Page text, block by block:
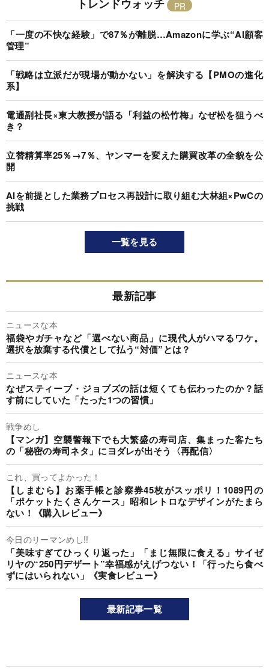
トレンドウォッチ
「一度の不快な経験」で87％が離脱…Amazonに学ぶ“AI顧客
管理”
「戦略は立派だが現場が動かない」を解決する【PMOの進化
系】
電通副社長×東大教授が語る「利益の松竹梅」なぜ松を狙うべ
き？
立替精算率25％→7％、ヤンマーを変えた購買改革の全貌を公
開
AIを前提とした業務プロセス再設計に取り組む大林組×PwCの
挑戦
一覧を見る
最新記事
ニュースな本
福袋やガチャなど「選べない商品」に現代人がハマるワケ。
選択を放棄する代償として払う“対価”とは？
ニュースな本
なぜスティーブ・ジョブズの話は短くても伝わったのか？話
す前にしていた「たった1つの習慣」
戦争めし
【マンガ】空襲警報下でも大繁盛の寿司店、集まった客たち
の「秘密の寿司ネタ」にヨダレが出そう〈再配信〉
これ、買ってよかった！
【しまむら】お薬手帳と診察券45枚がスッポリ！1089円の
「ポケットたくさんケース」昭和レトロなデザインがたまら
ない！《購入レビュー》
今日のリーマンめし!!
「美味すぎてひっくり返った」「まじ無限に食える」サイゼ
リヤの“250円デザート”幸福感がえげつない！「行ったら食べ
ずにはいられない」《実食レビュー》
最新記事一覧